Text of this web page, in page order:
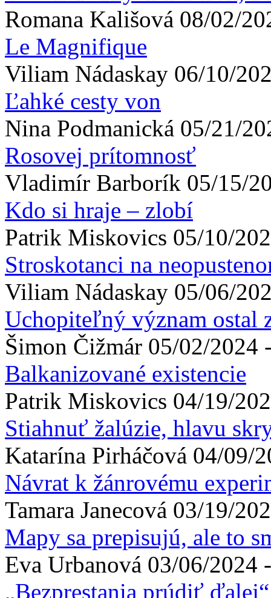
Romana Kališová 08/02/
Le Magnifique
Viliam Nádaskay 06/10/
Ľahké cesty von
Nina Podmanická 05/21/
Rosovej prítomnosť
Vladimír Barborík 05/15/
Kdo si hraje – zlobí
Patrik Miskovics 05/10/
Stroskotanci na
Viliam Nádaskay 05/06/
Uchopiteľný význam ostal
Šimon Čižmár 05/02/2024
Balkanizované existencie
Patrik Miskovics 04/19/
Stiahnuť žalúzie, hlavu
Katarína Pirháčová 04/09/
Návrat k žánrovému
Tamara Janecová 03/19/
Mapy sa prepisujú, ale to
Eva Urbanová 03/06/2024
„Bezprestania prúdiť ďalej“